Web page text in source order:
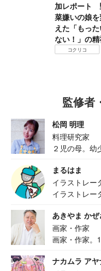
加レポート
菜嫌いの娘
えた「もっ
ない！」の
コクリコ
監修者
松岡 明理
料理研究家
２児の母。幼
まるはま
イラストレー
イラストレー
あきやま かぜ
画家・作家
画家・作家。
ナカムラ アヤ